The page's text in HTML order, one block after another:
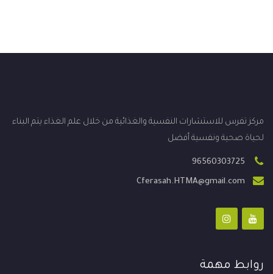
مركز تفرس للاستشارات النفسية والغذائية من خلال علم الغذاء يتم البناء
لحياة صحية ونفسية أفضل
96560303725
Cferasah.HTMA@gmail.com
روابط مهمة